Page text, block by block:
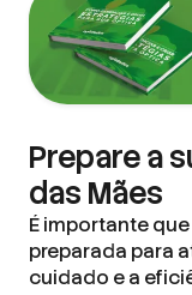
Prepare a
das Mães
É importante
preparada para
cuidado e a